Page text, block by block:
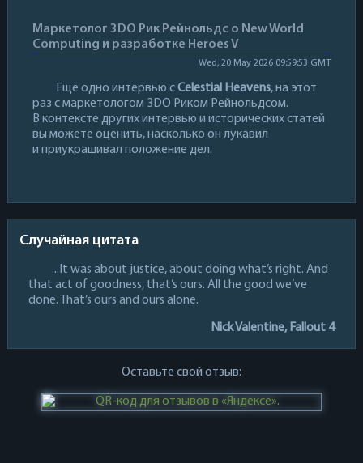
Маркетолог 3DO Рик Рейнольдс о New World
Computing и разработке Heroes V
Wed, 20 May 2026 09:59:53 GMT
Ещё одно интервью сCelestial Heavens, на этот
раз с маркетологом 3DO Риком Рейнольдсом.
В контексте других интервью и исторических статей
вы можете оценить, насколько он лукавил
и приукрашивал положение дел.
Случайная цитата
...It was about justice, about doing what’s right. And
that act of goodness, that’s ours. All the good we’ve
done. That’s ours and ours alone.
Nick Valentine, Fallout 4
Оставьте свой отзыв: